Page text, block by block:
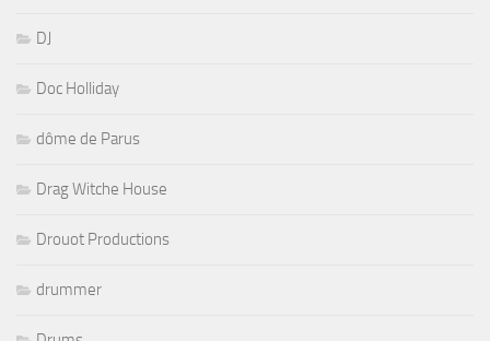
DJ
Doc Holliday
dôme de Parus
Drag Witche House
Drouot Productions
drummer